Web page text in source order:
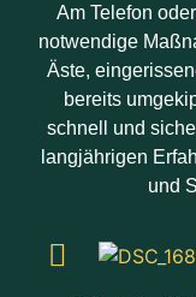
Am Telefon
notwendige
Äste,
bereits
schnell und
langjährigen
und